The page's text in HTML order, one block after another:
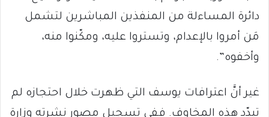
دائرة المساءلة من المنفذين المباشرين لتشمل
مَن أمروا بالإعدام، وتستروا عليه، ومكّنوا منه،
وأخفوه”.
غير أنَّ اعترافات يوسف التي ظهرت خلال احتجازه لم
تبدّد هذه المخاوف. ففي تسجيل مصور نشرته وزارة